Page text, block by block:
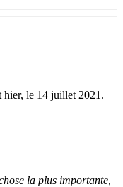
hier, le 14 juillet 2021.
la plus importante,